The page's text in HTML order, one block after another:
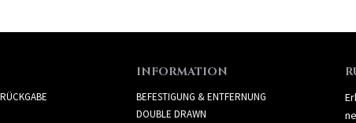
INFORMATION
BEFESTIGUNG & ENTFERNUNG
DOUBLE DRAWN